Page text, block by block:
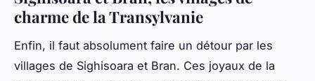
charme de la Transylvanie
Enfin, il faut absolument faire un détour par les
villages de Sighisoara et Bran. Ces joyaux de la